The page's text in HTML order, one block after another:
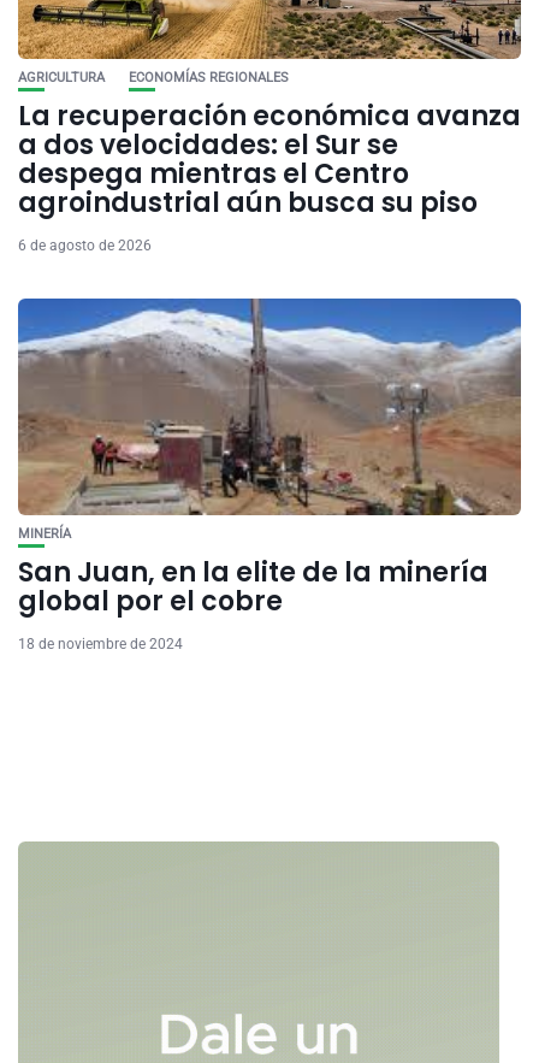
AGRICULTURA ECONOMÍAS REGIONALES
La recuperación económica avanza
a dos velocidades: el Sur se
despega mientras el Centro
agroindustrial aún busca su piso
6 de agosto de 2026
MINERÍA
San Juan, en la elite de la minería
global por el cobre
18 de noviembre de 2024